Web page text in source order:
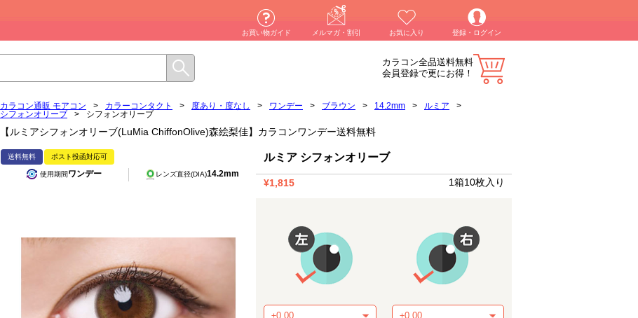
お買い物ガイド メルマガ・割引 お気に入り 登録・ログイン
カラコン全品送料無料
会員登録で更にお得！
カラコン通販 モアコン > カラーコンタクト > 度あり・度なし > ワンデー > ブラウン > 14.2mm > ルミア
>
シフォンオリーブ
> シフォンオリーブ
【ルミアシフォンオリーブ(LuMia ChiffonOlive)森絵梨佳】カラコンワンデー送料無料
送料無料 ポスト投函対応可
使用期間ワンデー レンズ直径(DIA)14.2mm
ルミア シフォンオリーブ
¥1,815 1箱10枚入り